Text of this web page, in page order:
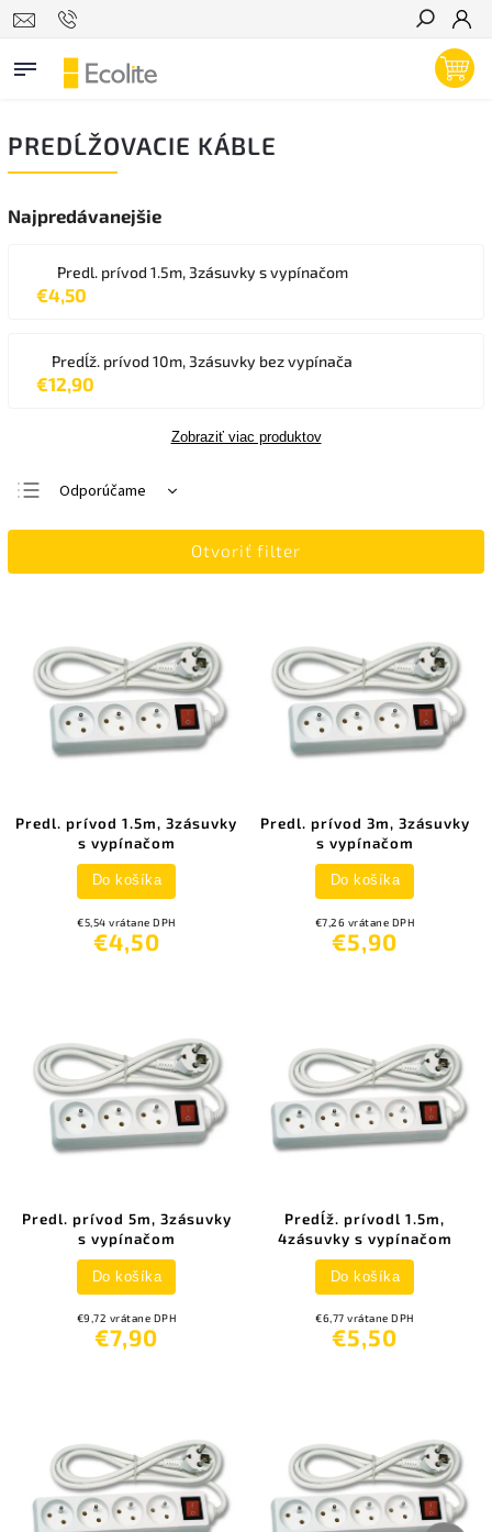
Hľadať
PREDĹŽOVACIE KÁBLE
Najpredávanejšie
Predl. prívod 1.5m, 3zásuvky s vypínačom
€4,50
Predĺž. prívod 10m, 3zásuvky bez vypínača
€12,90
Zobraziť viac produktov
Odporúčame
Najlacnejšie
Otvoriť filter
Predl. prívod 1.5m, 3zásuvky
s vypínačom
€5,54 vrátane DPH
€4,50
Do košíka
Predl. prívod 3m, 3zásuvky
s vypínačom
€7,26 vrátane DPH
€5,90
Do košíka
Predl. prívod 5m, 3zásuvky
s vypínačom
€9,72 vrátane DPH
€7,90
Do košíka
Predĺž. prívodl 1.5m,
4zásuvky s vypínačom
€6,77 vrátane DPH
€5,50
Do košíka